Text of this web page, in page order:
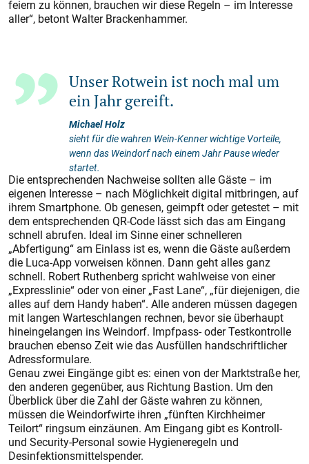
feiern zu können, brauchen wir diese Regeln – im Interesse
aller“, betont Walter Brackenhammer.
Unser Rotwein ist noch mal um
ein Jahr gereift.
Michael Holz
sieht für die wahren Wein-Kenner wichtige Vorteile,
wenn das Weindorf nach einem Jahr Pause wieder
startet.
Die entsprechenden Nachweise sollten alle Gäste – im
eigenen Interesse – nach Möglichkeit digital mitbringen, auf
ihrem Smartphone. Ob genesen, geimpft oder getestet – mit
dem entsprechenden QR-Code lässt sich das am Eingang
schnell abrufen. Ideal im Sinne einer schnelleren
„Abfertigung“ am Einlass ist es, wenn die Gäste außerdem
die Luca-App vorweisen können. Dann geht alles ganz
schnell. Robert Ruthenberg spricht wahlweise von einer
„Expresslinie“ oder von einer „Fast Lane“, „für diejenigen, die
alles auf dem Handy haben“. Alle anderen müssen dagegen
mit langen Warteschlangen rechnen, bevor sie überhaupt
hineingelangen ins Weindorf. Impfpass- oder Testkontrolle
brauchen ebenso Zeit wie das Ausfüllen handschriftlicher
Adressformulare.
Genau zwei Eingänge gibt es: einen von der Marktstraße her,
den anderen gegenüber, aus Richtung Bastion. Um den
Überblick über die Zahl der Gäste wahren zu können,
müssen die Weindorfwirte ihren „fünften Kirchheimer
Teilort“ ringsum einzäunen. Am Eingang gibt es Kontroll-
und Security-Personal sowie Hygieneregeln und
Desinfektionsmittelspender.